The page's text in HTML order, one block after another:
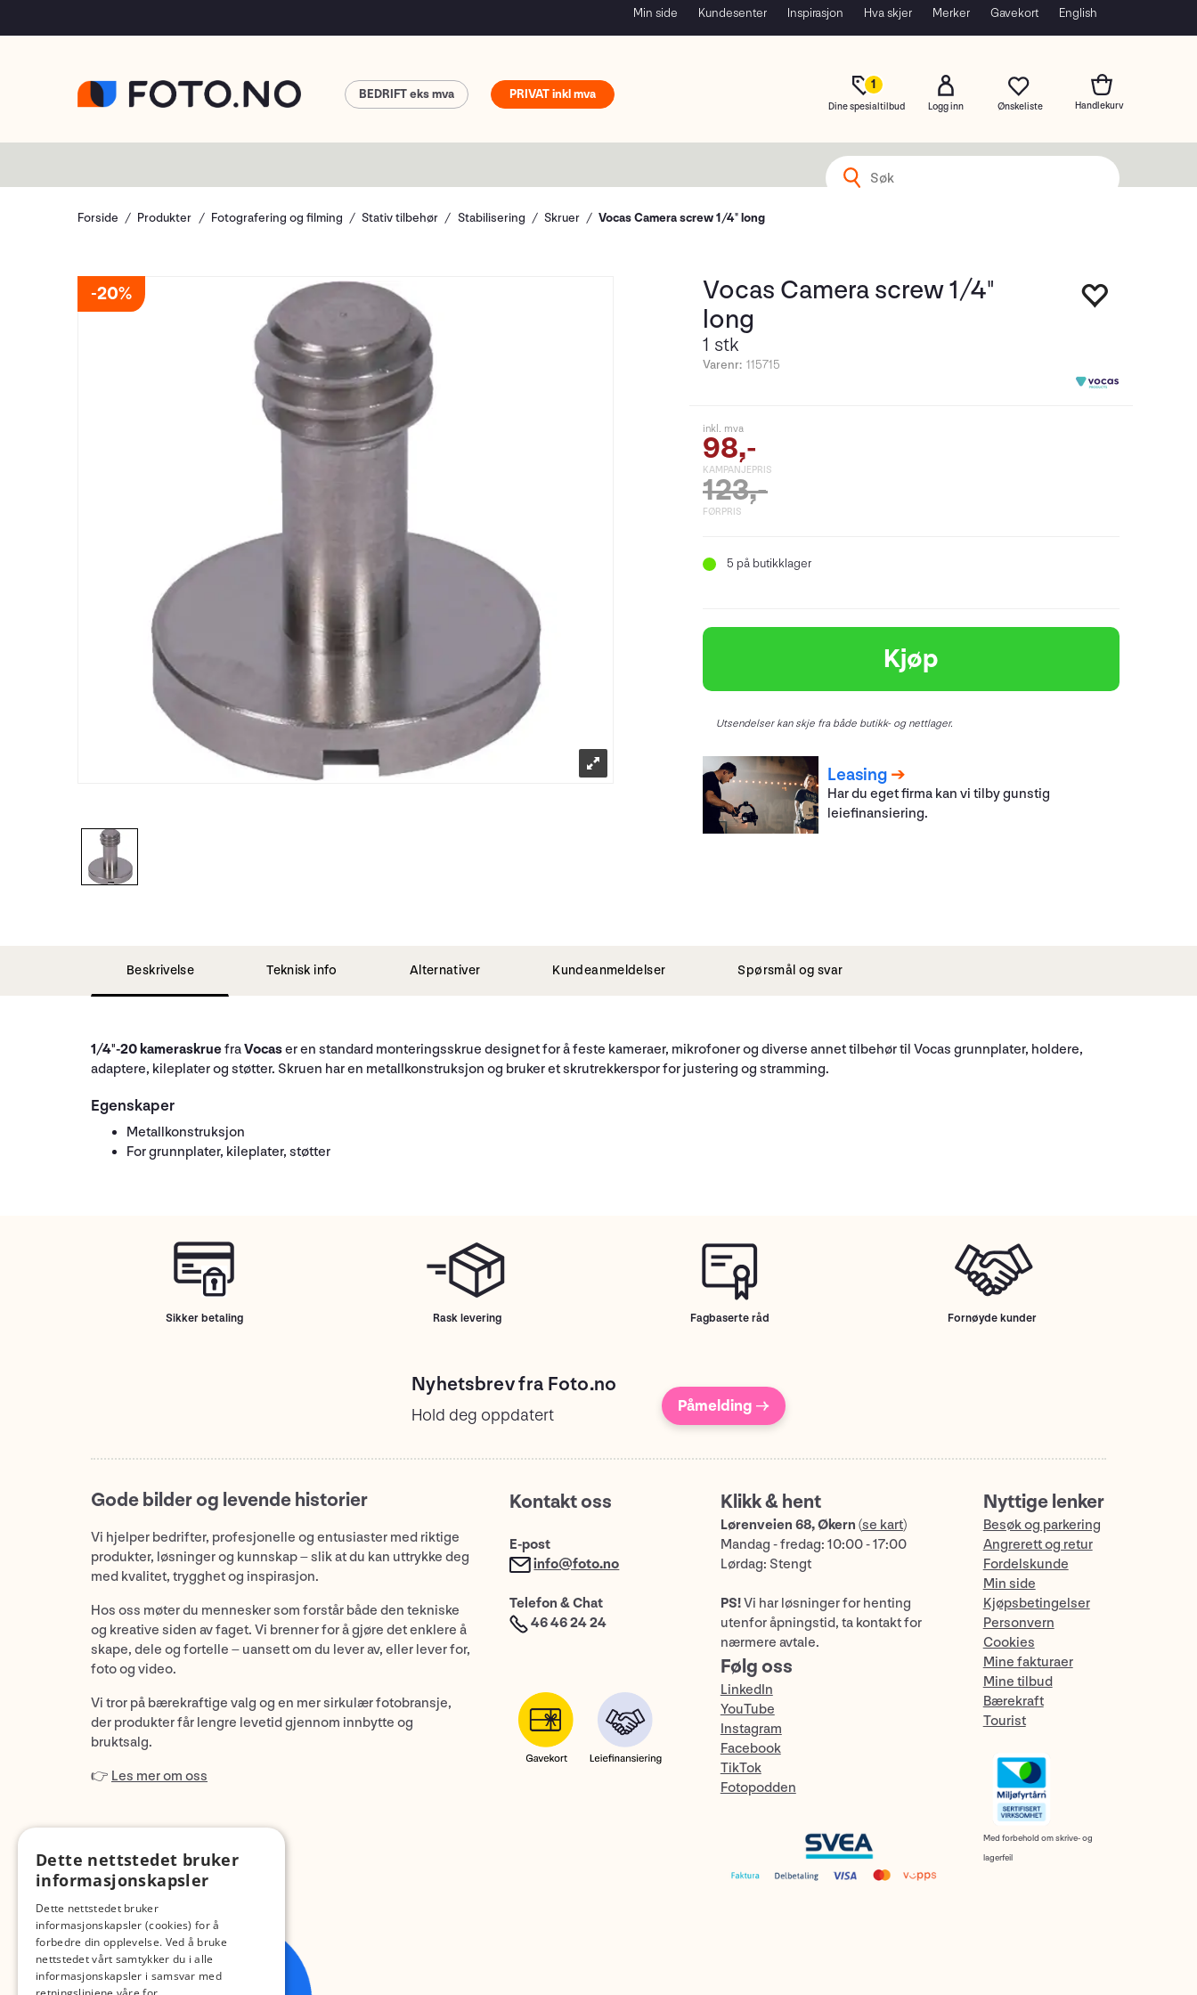
Min side Kundesenter Inspirasjon Hva skjer Merker Gavekort English
1
Dine spesialtilbud Logg inn
PRIVAT
BEDRIFT
Forside Produkter Fotografering og filming Stativ tilbehør Stabilisering Skruer Vocas Camera screw 1/4" long
20%
Vocas Camera screw 1/4"
long
1 stk
Varenr: 115715
inkl. mva
98,-
KAMPANJEPRIS
123,-
FØRPRIS
5 på butikklager
Kjøp
Utsendelser kan skje fra både butikk- og nettlager.
Leasing
Har du eget firma kan vi tilby gunstig
leiefinansiering.
Beskrivelse Teknisk info Alternativer Kundeanmeldelser Spørsmål og svar
1/4"-20 kameraskruefraVocaser en standard monteringsskrue designet for å feste kameraer, mikrofoner og diverse annet tilbehør til Vocas grunnplater, holdere,
adaptere, kileplater og støtter. Skruen har en metallkonstruksjon og bruker et skrutrekkerspor for justering og stramming.
Egenskaper
Metallkonstruksjon
For grunnplater, kileplater, støtter
Sikker betaling Rask levering Fagbaserte råd Fornøyde kunder
Nyhetsbrev fra Foto.no
Hold deg oppdatert Påmelding →
Gode bilder og levende historier
Vi hjelper bedrifter, profesjonelle og entusiaster med riktige
produkter, løsninger og kunnskap – slik at du kan uttrykke deg
med kvalitet, trygghet og inspirasjon.
Hos oss møter du mennesker som forstår både den tekniske
og kreative siden av faget. Vi brenner for å gjøre det enklere å
skape, dele og fortelle – uansett om du lever av, eller lever for,
foto og video.
Vi tror på bærekraftige valg og en mer sirkulær fotobransje,
der produkter får lengre levetid gjennom innbytte og
bruktsalg.
👉 Les mer om oss
Kontakt oss
E-post
info@foto.no
Telefon & Chat
46 46 24 24
Klikk & hent
Lørenveien 68, Økern (se kart)
Mandag - fredag: 10:00 - 17:00
Lørdag: Stengt
PS!Vi har løsninger for henting
utenfor åpningstid, ta kontakt for
nærmere avtale.
Følg oss
LinkedIn
YouTube
Instagram
Facebook
TikTok
Fotopodden
Nyttige lenker
Besøk og parkering
Angrerett og retur
Fordelskunde
Min side
Kjøpsbetingelser
Personvern
Cookies
Mine fakturaer
Mine tilbud
Bærekraft
Tourist
Med forbehold om skrive- og
lagerfeil
Dette nettstedet bruker
informasjonskapsler
Dette nettstedet bruker
informasjonskapsler (cookies) for å
forbedre din opplevelse. Ved å bruke
nettstedet vårt samtykker du i alle
informasjonskapsler i samsvar med